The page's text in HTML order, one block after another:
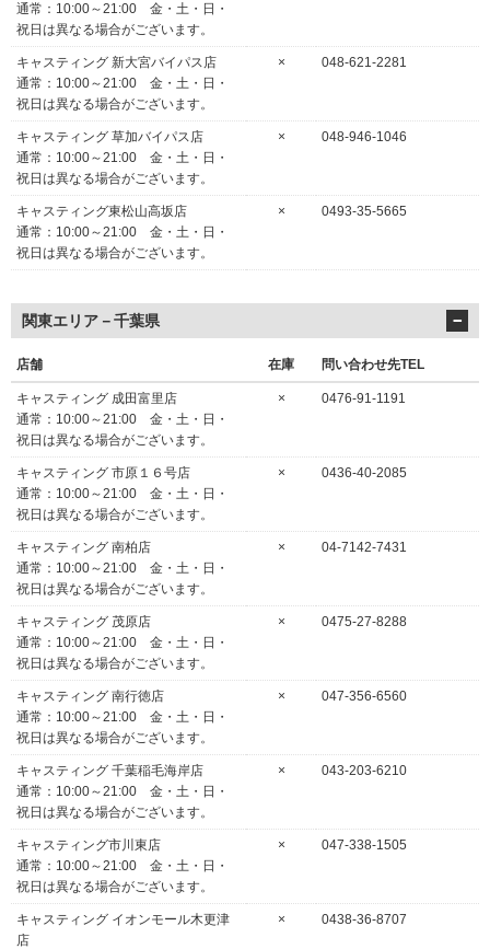
通常：10:00～21:00 金・土・日・
祝日は異なる場合がございます。
キャスティング 新大宮バイパス店
通常：10:00～21:00 金・土・日・
祝日は異なる場合がございます。
× 048-621-2281
キャスティング 草加バイパス店
通常：10:00～21:00 金・土・日・
祝日は異なる場合がございます。
× 048-946-1046
キャスティング東松山高坂店
通常：10:00～21:00 金・土・日・
祝日は異なる場合がございます。
× 0493-35-5665
関東エリア－千葉県
店舗 在庫 問い合わせ先TEL
キャスティング 成田富里店
通常：10:00～21:00 金・土・日・
祝日は異なる場合がございます。
× 0476-91-1191
キャスティング 市原１６号店
通常：10:00～21:00 金・土・日・
祝日は異なる場合がございます。
× 0436-40-2085
キャスティング 南柏店
通常：10:00～21:00 金・土・日・
祝日は異なる場合がございます。
× 04-7142-7431
キャスティング 茂原店
通常：10:00～21:00 金・土・日・
祝日は異なる場合がございます。
× 0475-27-8288
キャスティング 南行徳店
通常：10:00～21:00 金・土・日・
祝日は異なる場合がございます。
× 047-356-6560
キャスティング 千葉稲毛海岸店
通常：10:00～21:00 金・土・日・
祝日は異なる場合がございます。
× 043-203-6210
キャスティング市川東店
通常：10:00～21:00 金・土・日・
祝日は異なる場合がございます。
× 047-338-1505
キャスティング イオンモール木更津
店
× 0438-36-8707